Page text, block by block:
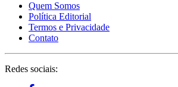
Quem Somos
Política Editorial
Termos e Privacidade
Contato
Redes sociais: